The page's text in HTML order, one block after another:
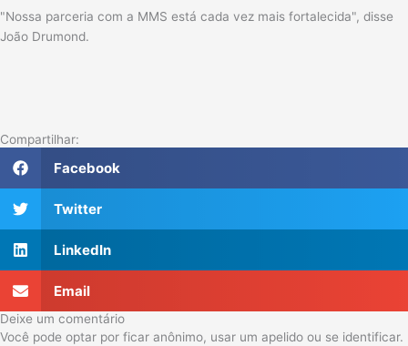
"Nossa parceria com a MMS está cada vez mais fortalecida", disse
João Drumond.
Compartilhar:
Facebook
Twitter
LinkedIn
Email
Deixe um comentário
Você pode optar por ficar anônimo, usar um apelido ou se identificar.